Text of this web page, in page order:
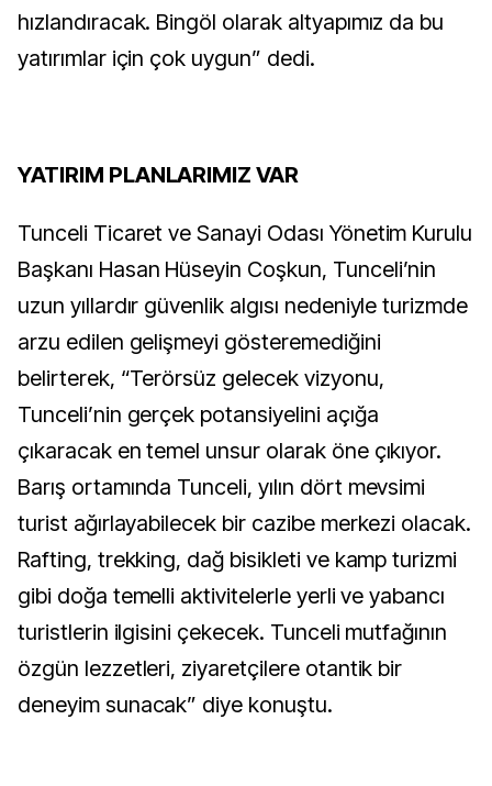
hızlandıracak. Bingöl olarak altyapımız da bu
yatırımlar için çok uygun” dedi.
YATIRIM PLANLARIMIZ VAR
Tunceli Ticaret ve Sanayi Odası Yönetim Kurulu
Başkanı Hasan Hüseyin Coşkun, Tunceli’nin
uzun yıllardır güvenlik algısı nedeniyle turizmde
arzu edilen gelişmeyi gösteremediğini
belirterek, “Terörsüz gelecek vizyonu,
Tunceli’nin gerçek potansiyelini açığa
çıkaracak en temel unsur olarak öne çıkıyor.
Barış ortamında Tunceli, yılın dört mevsimi
turist ağırlayabilecek bir cazibe merkezi olacak.
Rafting, trekking, dağ bisikleti ve kamp turizmi
gibi doğa temelli aktivitelerle yerli ve yabancı
turistlerin ilgisini çekecek. Tunceli mutfağının
özgün lezzetleri, ziyaretçilere otantik bir
deneyim sunacak” diye konuştu.